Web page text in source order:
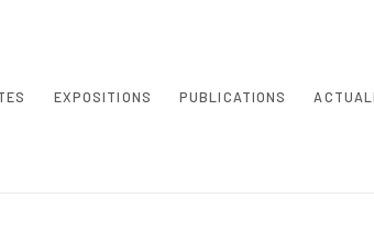
EXPOSITIONS PUBLICATIONS